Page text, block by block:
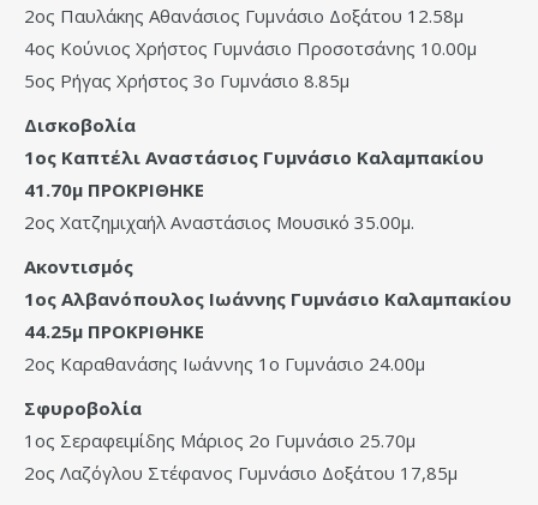
2ος Παυλάκης Αθανάσιος Γυμνάσιο Δοξάτου 12.58μ
4ος Κούνιος Χρήστος Γυμνάσιο Προσοτσάνης 10.00μ
5ος Ρήγας Χρήστος 3ο Γυμνάσιο 8.85μ
Δισκοβολία
1ος Καπτέλι Αναστάσιος Γυμνάσιο Καλαμπακίου
41.70μ ΠΡΟΚΡΙΘΗΚΕ
2ος Χατζημιχαήλ Αναστάσιος Μουσικό 35.00μ.
Ακοντισμός
1ος Αλβανόπουλος Ιωάννης Γυμνάσιο Καλαμπακίου
44.25μ ΠΡΟΚΡΙΘΗΚΕ
2ος Καραθανάσης Ιωάννης 1ο Γυμνάσιο 24.00μ
Σφυροβολία
1ος Σεραφειμίδης Μάριος 2ο Γυμνάσιο 25.70μ
2ος Λαζόγλου Στέφανος Γυμνάσιο Δοξάτου 17,85μ